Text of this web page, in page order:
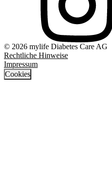
© 2026 mylife Diabetes Care AG
Rechtliche Hinweise
Impressum
Cookies